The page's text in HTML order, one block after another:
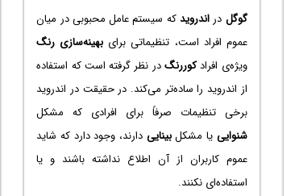
گوگل در اندرویدکه سیستم عامل محبوبی در میان
عموم افراد است، تنظیماتی برای بهینه‌سازی رنگ
ویژه‌ی افرادکوررنگدر نظر گرفته است که استفاده
از اندروید را ساده‌تر می‌کند. در حقیقت در اندروید
برخی تنظیمات صرفاً برای افرادی که مشکل
شنوایی یا مشکلبینایی دارند، وجود دارد که شاید
عموم کاربران از آن اطلاع نداشته باشند و یا
استفاده‌ای نکنند.